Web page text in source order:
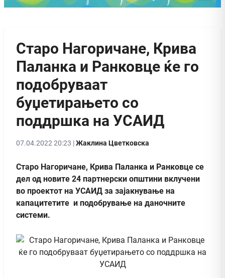
Старо Нагоричане, Крива
Паланка и Ранковце ќе го
подобруваат
буџетирањето со
поддршка на УСАИД
07.04.2022 20:23 |Жаклина Цветковска
Старо Нагоричане, Крива Паланка и Ранковце се
дел од новите 24 партнерски општини вклучени
во проектот на УСАИД за зајакнување на
капацитетите и подобрување на даночните
системи.